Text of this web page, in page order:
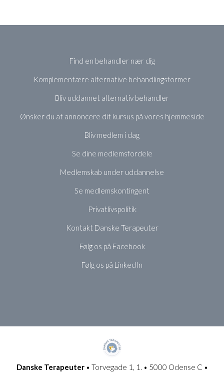
Find en behandler nær dig
Komplementære alternative behandlingsformer
Bliv uddannet alternativ behandler
Ønsker du at annoncere dit kursus på vores hjemmeside
Bliv medlem i dag
Se dine medlemsfordele
Medlemskab under uddannelse
Se medlemskontingent
Privatlivspolitik
Kontakt Danske Terapeuter
Følg os på Facebook
Følg os på LinkedIn
Danske Terapeuter• Torvegade 1, 1. • 5000 Odense C •